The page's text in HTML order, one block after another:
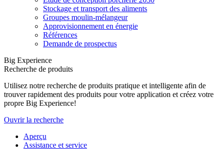
Stockage et transport des aliments
Groupes moulin-mélangeur
Approvisionnement en énergie
Références
Demande de prospectus
Big Experience
Recherche de produits
Utilisez notre recherche de produits pratique et intelligente afin de
trouver rapidement des produits pour votre application et créez votre
propre Big Experience!
Ouvrir la recherche
Aperçu
Assistance et service